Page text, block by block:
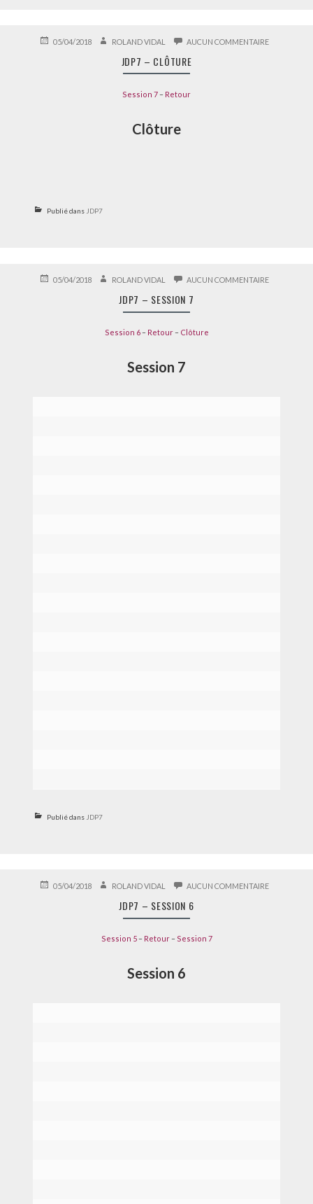
PUBLIÉ05/04/2018 AUTEURROLAND VIDAL AUCUN COMMENTAIRESUR
JDP7 – CLÔTURE
Session 7 – Retour
Clôture
Publié dans JDP7
PUBLIÉ05/04/2018 AUTEURROLAND VIDAL AUCUN COMMENTAIRESUR
JDP7 – SESSION 7
Session 6– Retour– Clôture
Session 7
Publié dans JDP7
PUBLIÉ05/04/2018 AUTEURROLAND VIDAL AUCUN COMMENTAIRESUR
JDP7 – SESSION 6
Session 5– Retour– Session 7
Session 6